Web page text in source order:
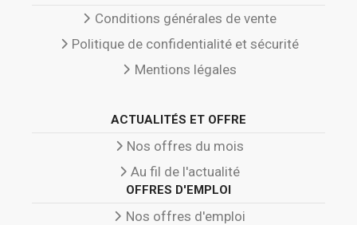
Conditions générales de vente
Politique de confidentialité et sécurité
Mentions légales
ACTUALITÉS ET OFFRE
Nos offres du mois
Au fil de l'actualité
OFFRES D'EMPLOI
Nos offres d'emploi